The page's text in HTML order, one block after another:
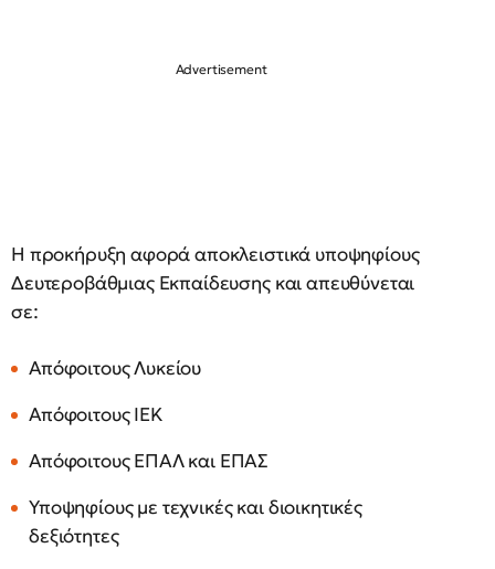
Η προκήρυξη αφορά αποκλειστικά υποψηφίους
Δευτεροβάθμιας Εκπαίδευσης και απευθύνεται
σε:
Απόφοιτους Λυκείου
Απόφοιτους ΙΕΚ
Απόφοιτους ΕΠΑΛ και ΕΠΑΣ
Υποψηφίους με τεχνικές και διοικητικές
δεξιότητες